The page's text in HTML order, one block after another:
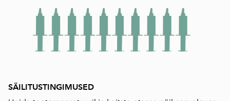
SÄILITUSTINGIMUSED